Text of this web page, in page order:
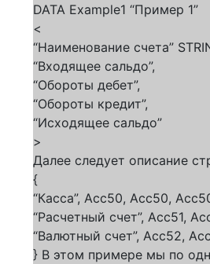
DATA Example1 “Пример 1”
<
“Наименование счета”
“Входящее сальдо”,
“Обороты дебет”,
“Обороты кредит”,
“Исходящее сальдо”
>
Далее следует описание
{
“Касса”, Acc50, Acc50,
“Расчетный счет”, Acc51,
“Валютный счет”, Acc52,
} В этом примере мы по